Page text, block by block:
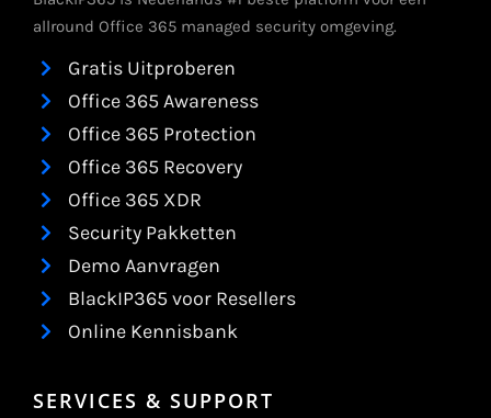
allround Office 365 managed security omgeving.
Gratis Uitproberen
Office 365 Awareness
Office 365 Protection
Office 365 Recovery
Office 365 XDR
Security Pakketten
Demo Aanvragen
BlackIP365 voor Resellers
Online Kennisbank
SERVICES & SUPPORT